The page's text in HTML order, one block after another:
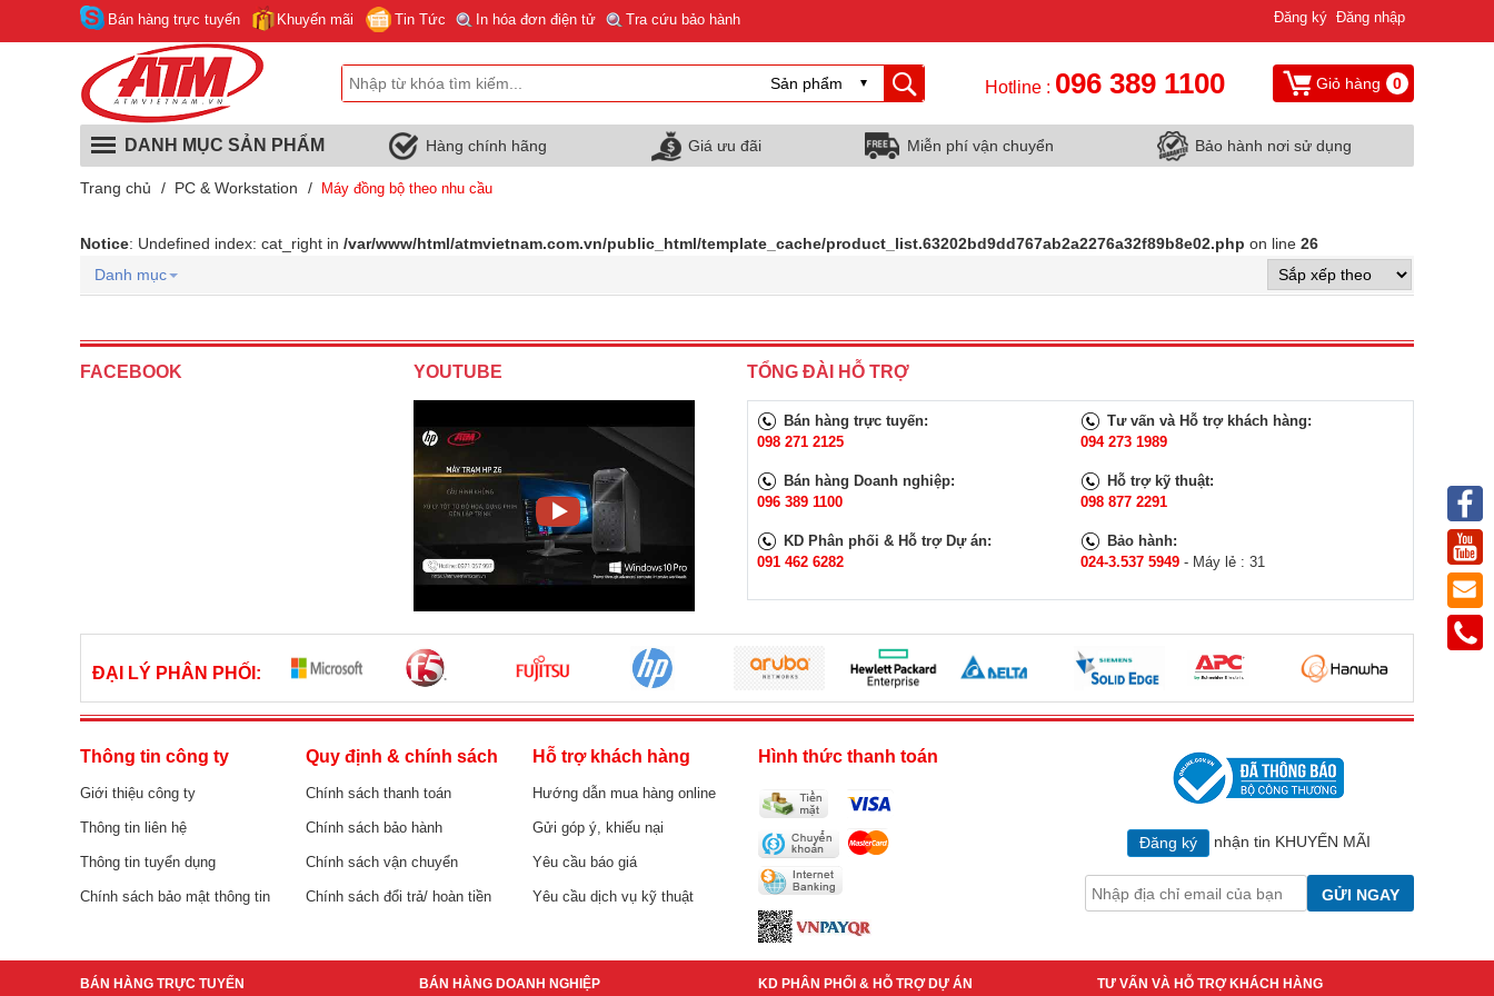
Bán hàng trực tuyến Khuyến mãi Tin Tức In hóa đơn điện tử Tra cứu bảo hành Đăng ký Đăng nhập
Hotline : 096 389 1100 Giỏ hàng 0
DANH MỤC SẢN PHẨM Hàng chính hãng Giá ưu đãi Miễn phí vận chuyển Bảo hành nơi sử dụng
Trang chủ / PC & Workstation / Máy đồng bộ theo nhu cầu
Notice: Undefined index: cat_right in /var/www/html/atmvietnam.com.vn/public_html/template_cache/product_list.63202bd9dd767ab2a2276a32f89b8e02.php on line 26
Danh mục
FACEBOOK YOUTUBE TỔNG ĐÀI HỖ TRỢ
Bán hàng trực tuyến:
098 271 2125
Bán hàng Doanh nghiệp:
096 389 1100
KD Phân phối & Hỗ trợ Dự án:
091 462 6282
Tư vấn và Hỗ trợ khách hàng:
094 273 1989
Hỗ trợ kỹ thuật:
098 877 2291
Bảo hành:
024-3.537 5949 - Máy lẻ : 31
ĐẠI LÝ PHÂN PHỐI:
Thông tin công ty
Giới thiệu công ty
Thông tin liên hệ
Thông tin tuyển dụng
Chính sách bảo mật thông tin
Quy định & chính sách
Chính sách thanh toán
Chính sách bảo hành
Chính sách vận chuyển
Chính sách đổi trả/ hoàn tiền
Hỗ trợ khách hàng
Hướng dẫn mua hàng online
Gửi góp ý, khiếu nại
Yêu cầu báo giá
Yêu cầu dịch vụ kỹ thuật
Hình thức thanh toán
Đăng ký nhận tin KHUYẾN MÃI
GỬI NGAY
BÁN HÀNG TRỰC TUYẾN BÁN HÀNG DOANH NGHIỆP KD PHÂN PHỐI & HỖ TRỢ DỰ ÁN TƯ VẤN VÀ HỖ TRỢ KHÁCH HÀNG